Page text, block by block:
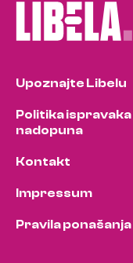
Upoznajte Libelu
Politika ispravaka
nadopuna
Kontakt
Impressum
Pravila ponašanja